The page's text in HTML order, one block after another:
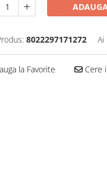
8022297171272 Ai
la Favorite Cere